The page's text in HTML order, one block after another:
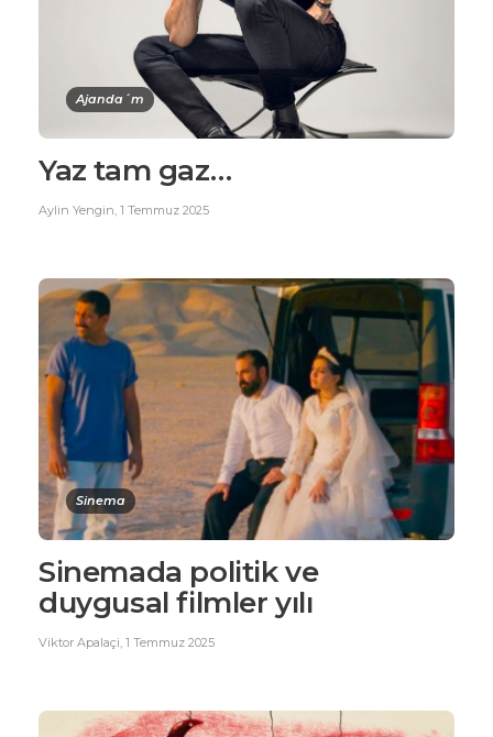
Ajanda´m
Yaz tam gaz…
Aylin Yengin, 1 Temmuz 2025
Sinema
Sinemada politik ve
duygusal filmler yılı
Viktor Apalaçi, 1 Temmuz 2025